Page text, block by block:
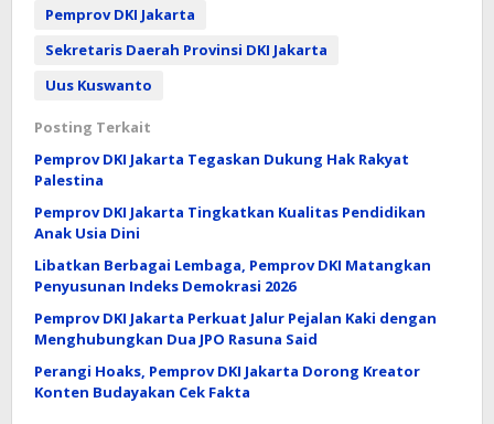
Pemprov DKI Jakarta
Sekretaris Daerah Provinsi DKI Jakarta
Uus Kuswanto
Posting Terkait
Pemprov DKI Jakarta Tegaskan Dukung Hak Rakyat
Palestina
Pemprov DKI Jakarta Tingkatkan Kualitas Pendidikan
Anak Usia Dini
Libatkan Berbagai Lembaga, Pemprov DKI Matangkan
Penyusunan Indeks Demokrasi 2026
Pemprov DKI Jakarta Perkuat Jalur Pejalan Kaki dengan
Menghubungkan Dua JPO Rasuna Said
Perangi Hoaks, Pemprov DKI Jakarta Dorong Kreator
Konten Budayakan Cek Fakta